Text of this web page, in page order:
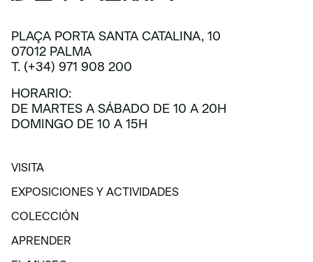
PLAÇA PORTA SANTA CATALINA, 10
07012 PALMA
T. (+34) 971 908 200
HORARIO:
DE MARTES A SÁBADO DE 10 A 20H
DOMINGO DE 10 A 15H
VISITA
VISITA
EXPOSICIONES Y ACTIVIDADES
EXPOSICIONES Y ACTIVIDADES
COLECCIÓN
COLECCIÓN
APRENDER
APRENDER